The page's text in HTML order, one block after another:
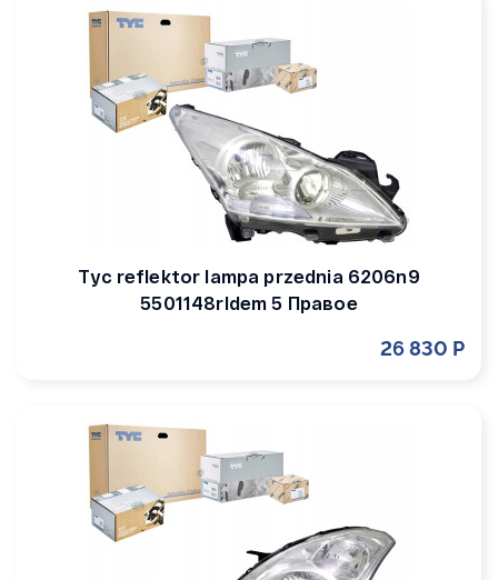
Tyc reflektor lampa przednia 6206n9
5501148rldem 5 Правое
26 830 Р